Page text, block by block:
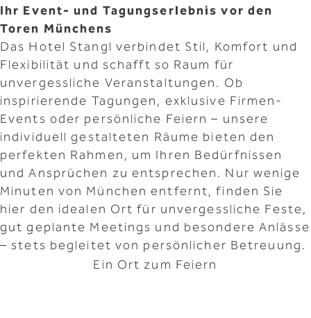
Ihr Event- und Tagungserlebnis vor den
Toren Münchens
Das Hotel Stangl verbindet Stil, Komfort und
Flexibilität und schafft so Raum für
unvergessliche Veranstaltungen. Ob
inspirierende Tagungen, exklusive Firmen-
Events oder persönliche Feiern – unsere
individuell gestalteten Räume bieten den
perfekten Rahmen, um Ihren Bedürfnissen
und Ansprüchen zu entsprechen. Nur wenige
Minuten von München entfernt, finden Sie
hier den idealen Ort für unvergessliche Feste,
gut geplante Meetings und besondere Anlässe
– stets begleitet von persönlicher Betreuung.
Ein Ort zum Feiern